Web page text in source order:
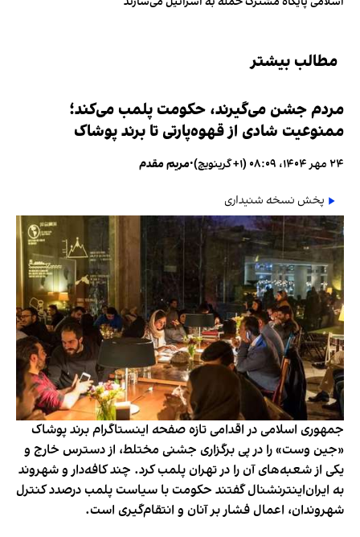
مطالب بیشتر
مردم جشن می‌گیرند، حکومت پلمب می‌کند؛
ممنوعیت شادی از قهوه‌پارتی تا برند پوشاک
۲۴ مهر ۱۴۰۴، ۰۸:۰۹ (‎+۱ گرینویچ) •مریم مقدم
پخش نسخه شنیداری
جمهوری اسلامی در اقدامی تازه صفحه اینستاگرام برند پوشاک
«جین وست» را در پی برگزاری جشنی مختلط، از دسترس خارج و
یکی از شعبه‌های آن را در تهران پلمب کرد. چند کافه‌‌دار و شهروند
به ایران‌اینترنشنال گفتند حکومت با سیاست پلمب درصدد کنترل
شهروندان، اعمال فشار بر آنان و انتقام‌گیری است.